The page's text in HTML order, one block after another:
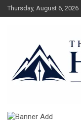
Skip
to
Thursday, August 6, 2026
The Hillpost